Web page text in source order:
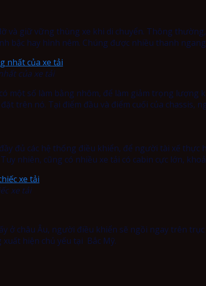
và giữ vững thùng xe khi di chuyển. Thông
bậc hay hình nêm. Chúng được nhiều thanh
của xe tải
một số làm bằng nhôm, để làm giảm trọng
trên nó. Tại điểm đầu và điểm cuối của chassis,
đủ các hệ thống điều khiển, để người tài xế
nhiên, cũng có nhiều xe tải có cabin cực lớn,
xe tải
ở châu Âu, người điều khiển sẽ ngồi ngay trên
hiện chủ yếu tại Bắc Mỹ.